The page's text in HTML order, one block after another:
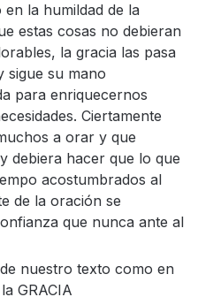
la humildad de la
estas cosas no debieran
la gracia las pasa
sigue su mano
para enriquecernos
Ciertamente
a orar y que
debiera hacer que lo que
acostumbrados al
de la oración se
que nunca ante al
nuestro texto como en
GRACIA